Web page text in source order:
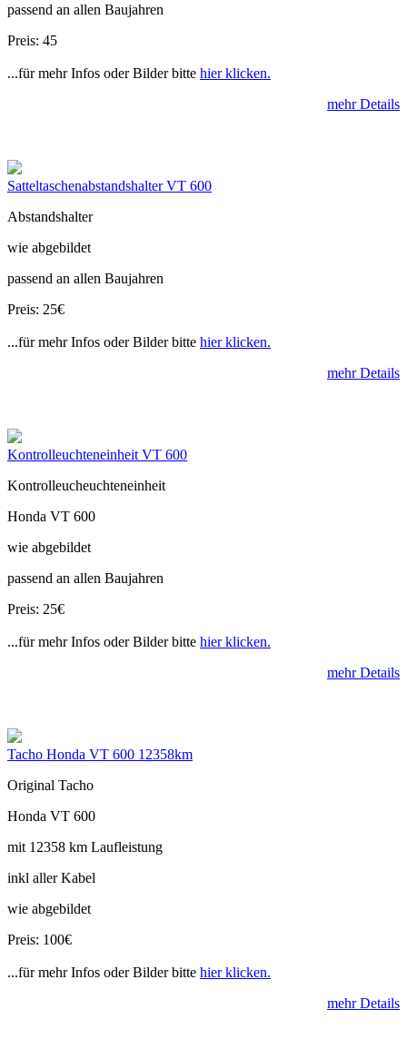
passend an allen Baujahren
Preis: 45
...für mehr Infos oder Bilder bitte hier klicken.
mehr Details
Satteltaschenabstandshalter VT 600
Abstandshalter
wie abgebildet
passend an allen Baujahren
Preis: 25€
...für mehr Infos oder Bilder bitte hier klicken.
mehr Details
Kontrolleuchteneinheit VT 600
Kontrolleucheuchteneinheit
Honda VT 600
wie abgebildet
passend an allen Baujahren
Preis: 25€
...für mehr Infos oder Bilder bitte hier klicken.
mehr Details
Tacho Honda VT 600 12358km
Original Tacho
Honda VT 600
mit 12358 km Laufleistung
inkl aller Kabel
wie abgebildet
Preis: 100€
...für mehr Infos oder Bilder bitte hier klicken.
mehr Details